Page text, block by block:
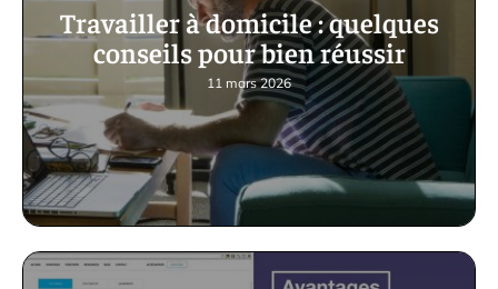
Travailler à domicile : quelques
conseils pour bien réussir
11 mars 2026